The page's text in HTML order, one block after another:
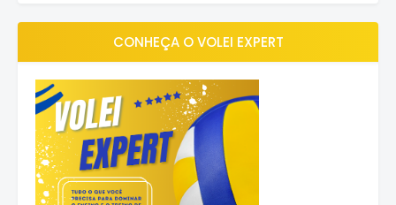
CONHEÇA O VOLEI EXPERT